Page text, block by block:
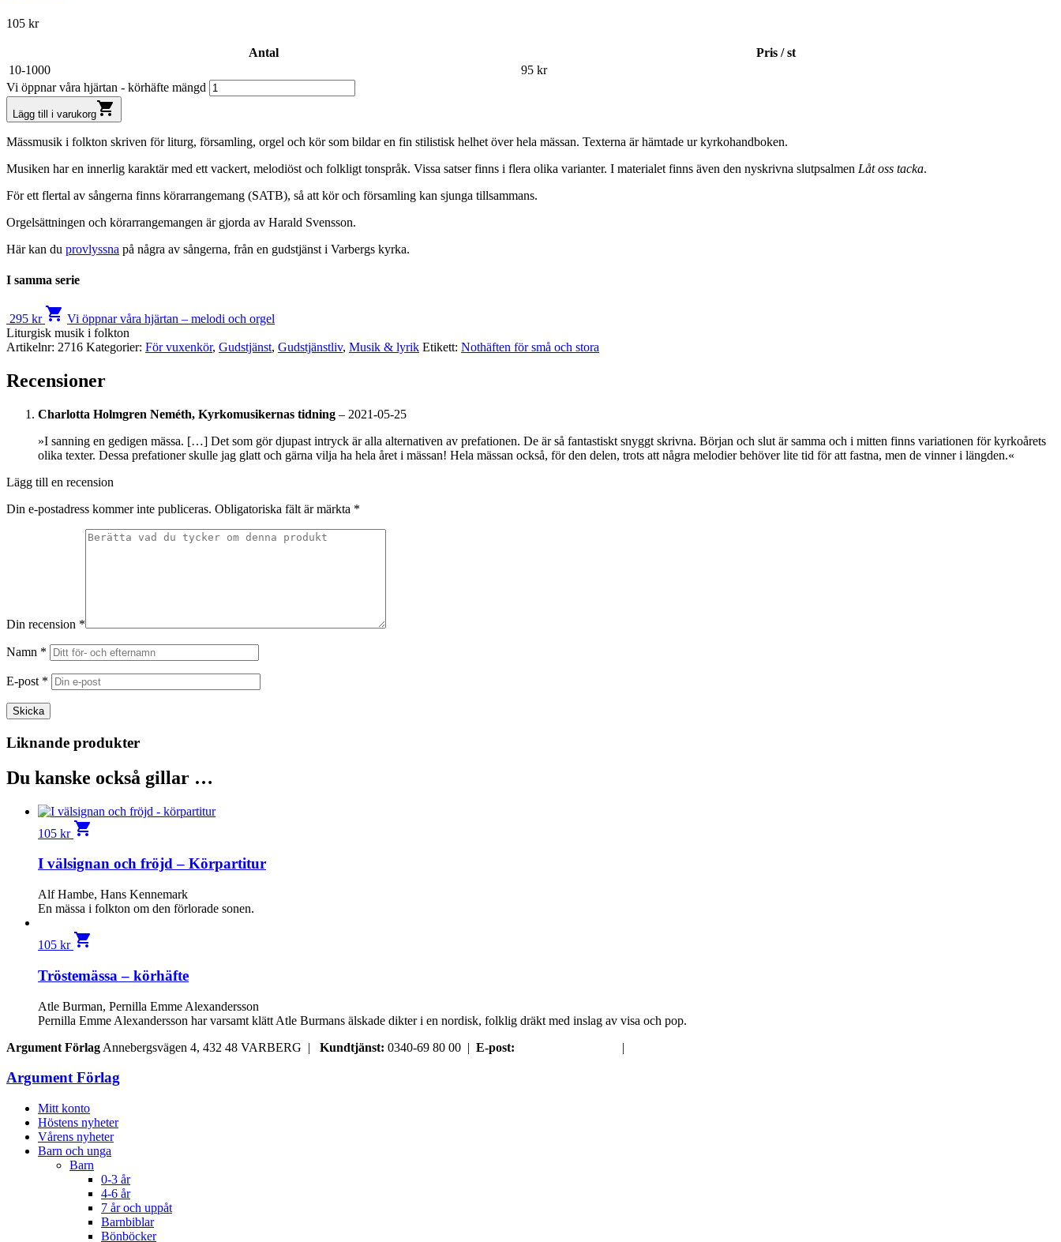
105 kr
Antal
Pris / st
10-1000
95 kr
Vi öppnar våra hjärtan - körhäfte mängd
Lägg till i varukorgshopping_cart
Mässmusik i folkton skriven för liturg, församling, orgel och kör som bildar en fin stilistisk helhet över hela mässan. Texterna är hämtade ur kyrkohandboken.
Musiken har en innerlig karaktär med ett vackert, melodiöst och folkligt tonspråk. Vissa satser finns i flera olika varianter. I materialet finns även den nyskrivna slutpsalmen Låt oss tacka.
För ett flertal av sångerna finns körarrangemang (SATB), så att kör och församling kan sjunga tillsammans.
Orgelsättningen och körarrangemangen är gjorda av Harald Svensson.
Här kan du provlyssna på några av sångerna, från en gudstjänst i Varbergs kyrka.
I samma serie
295 kr shopping_cart Vi öppnar våra hjärtan – melodi och orgel
Liturgisk musik i folkton
Artikelnr: 2716 Kategorier: För vuxenkör, Gudstjänst, Gudstjänstliv, Musik & lyrik Etikett: Nothäften för små och stora
Recensioner
Charlotta Holmgren Neméth, Kyrkomusikernas tidning – 2021-05-25
»I sanning en gedigen mässa. […] Det som gör djupast intryck är alla alternativen av prefationen. De är så fantastiskt snyggt skrivna. Början och slut är samma och i mitten finns variationen för kyrkoårets
olika texter. Dessa prefationer skulle jag glatt och gärna vilja ha hela året i mässan! Hela mässan också, för den delen, trots att några melodier behöver lite tid för att fastna, men de vinner i längden.«
Lägg till en recension
Din e-postadress kommer inte publiceras. Obligatoriska fält är märkta *
Din recension *
Namn *
E-post *
Liknande produkter
Du kanske också gillar …
105 kr shopping_cart
I välsignan och fröjd – Körpartitur
Alf Hambe, Hans Kennemark
En mässa i folkton om den förlorade sonen.
105 kr shopping_cart
Tröstemässa – körhäfte
Atle Burman, Pernilla Emme Alexandersson
Pernilla Emme Alexandersson har varsamt klätt Atle Burmans älskade dikter i en nordisk, folklig dräkt med inslag av visa och pop.
Argument Förlag Annebergsvägen 4, 432 48 VARBERG | Kundtjänst: 0340-69 80 00 | E-post: |
Argument Förlag
Mitt konto
Höstens nyheter
Vårens nyheter
Barn och unga
Barn
0-3 år
4-6 år
7 år och uppåt
Barnbiblar
Bönböcker